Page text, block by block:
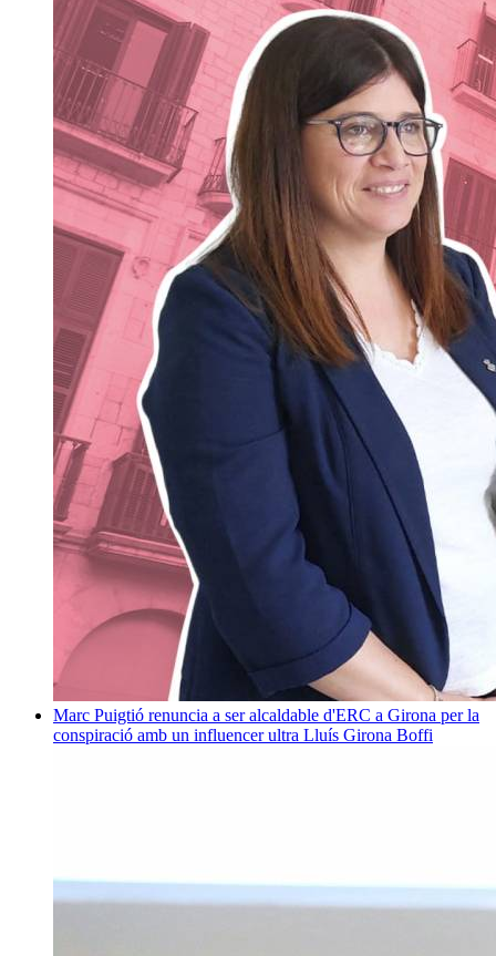
Marc Puigtió renuncia a ser alcaldable d'ERC a Girona per la
conspiració amb un influencer ultra Lluís Girona Boffi